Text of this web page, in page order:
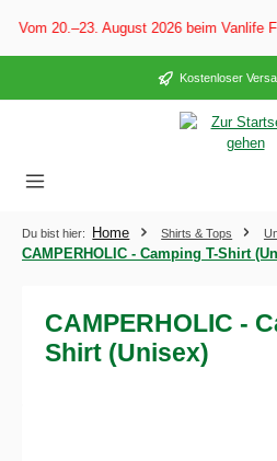
springen
20.–23. August 2026 beim Vanlife
Kostenloser
Du bist hier: Home Shirts & Tops
CAMPERHOLIC - Camping T-Shirt
CAMPERHOLIC -
Shirt (Unisex)